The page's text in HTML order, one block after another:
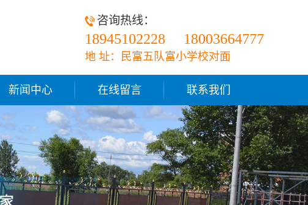
咨询热线：
18945102228 18003664777
地 址：民富五队富小学校对面
新闻中心 在线留言 联系我们